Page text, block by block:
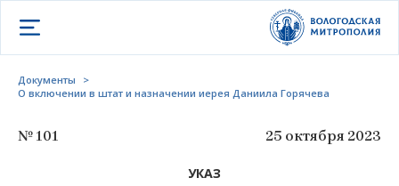
Открыть меню
Документы
>
О включении в штат и назначении иерея Даниила Горячева
№ 101 25 октября 2023
УКАЗ